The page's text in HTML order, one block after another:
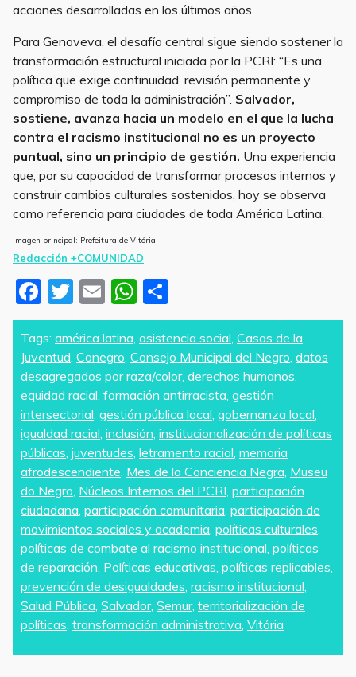
acciones desarrolladas en los últimos años.
Para Genoveva, el desafío central sigue siendo sostener la
transformación estructural iniciada por la PCRI: “Es una
política que exige continuidad, revisión permanente y
compromiso de toda la administración”. Salvador,
sostiene, avanza hacia un modelo en el que la lucha
contra el racismo institucional no es un proyecto
puntual, sino un principio de gestión. Una experiencia
que, por su capacidad de transformar procesos internos y
construir cambios culturales sostenidos, hoy se observa
como referencia para ciudades de toda América Latina.
Imagen principal: Prefeitura de Vitória.
Redacción +COMUNIDAD
F
a
c
e
b
o
o
k
T
w
itt
er
E
m
ai
l
W
h
at
s
A
p
p
h
ar
e
Tags: américa latina, asistencia social, Casas de la
Juventud, Conegro, Consejo Municipal del Negro, datos
desagregados por raza/color, derechos humanos,
equidad racial, formación antirracista, gestión
intersectorial, gestión pública local, gobernanza local,
igualdad racial, inclusión, institucionalización de políticas
públicas, juventudes, letramento racial, memoria
afrodescendiente, Mes de la Conciencia Negra, Museu
do Negro, Núcleos Internos del PCRI, participación
ciudadana, participación comunitaria, participación de
movimientos sociales y academia, políticas culturales,
políticas de combate al racismo institucional, políticas
de reparación, Políticas educativas, políticas replicables,
prevención de desigualdades, racismo institucional,
Salud Pública, Salvador, Semur, territorialización de
políticas, transformación administrativa, Vitória